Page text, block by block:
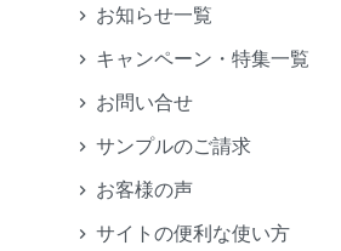
お知らせ一覧
キャンペーン・特集一覧
お問い合せ
サンプルのご請求
お客様の声
サイトの便利な使い方